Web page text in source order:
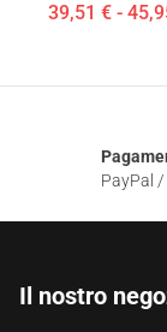
39,51 € -
PayPal
Il nostro